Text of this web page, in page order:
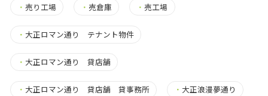
・ 売り工場 ・ 売倉庫 ・ 売工場
・ 大正ロマン通り テナント物件
・ 大正ロマン通り 貸店舗
・ 大正ロマン通り 貸店舗 貸事務所 ・ 大正浪漫夢通り